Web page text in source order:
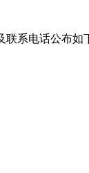
联系电话公布如